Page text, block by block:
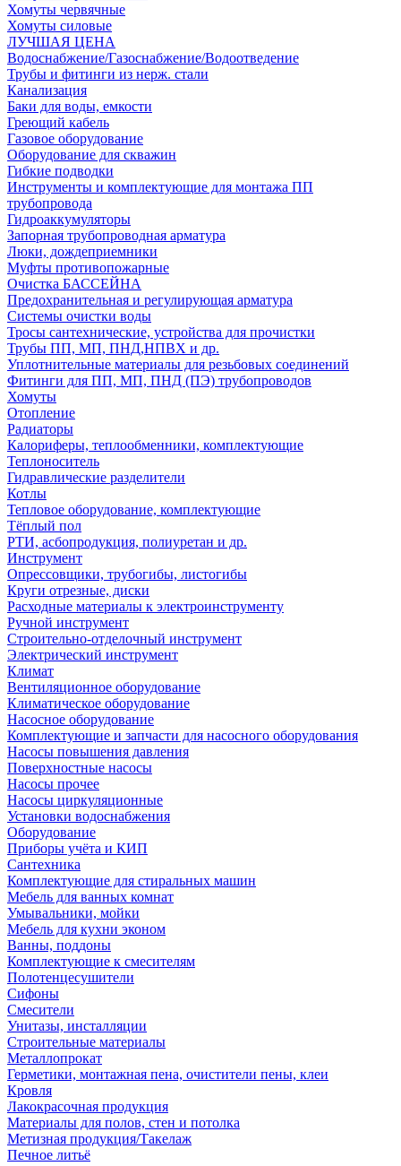
Хомуты червячные
Хомуты силовые
ЛУЧШАЯ ЦЕНА
Водоснабжение/Газоснабжение/Водоотведение
Трубы и фитинги из нерж. стали
Канализация
Баки для воды, емкости
Греющий кабель
Газовое оборудование
Оборудование для скважин
Гибкие подводки
Инструменты и комплектующие для монтажа ПП
трубопровода
Гидроаккумуляторы
Запорная трубопроводная арматура
Люки, дождеприемники
Муфты противопожарные
Очистка БАССЕЙНА
Предохранительная и регулирующая арматура
Системы очистки воды
Тросы сантехнические, устройства для прочистки
Трубы ПП, МП, ПНД,НПВХ и др.
Уплотнительные материалы для резьбовых соединений
Фитинги для ПП, МП, ПНД (ПЭ) трубопроводов
Хомуты
Отопление
Радиаторы
Калориферы, теплообменники, комплектующие
Теплоноситель
Гидравлические разделители
Котлы
Тепловое оборудование, комплектующие
Тёплый пол
РТИ, асбопродукция, полиуретан и др.
Инструмент
Опрессовщики, трубогибы, листогибы
Круги отрезные, диски
Расходные материалы к электроинструменту
Ручной инструмент
Строительно-отделочный инструмент
Электрический инструмент
Климат
Вентиляционное оборудование
Климатическое оборудование
Насосное оборудование
Комплектующие и запчасти для насосного оборудования
Насосы повышения давления
Поверхностные насосы
Насосы прочее
Насосы циркуляционные
Установки водоснабжения
Оборудование
Приборы учёта и КИП
Сантехника
Комплектующие для стиральных машин
Мебель для ванных комнат
Умывальники, мойки
Мебель для кухни эконом
Ванны, поддоны
Комплектующие к смесителям
Полотенцесушители
Сифоны
Смесители
Унитазы, инсталляции
Строительные материалы
Металлопрокат
Герметики, монтажная пена, очистители пены, клеи
Кровля
Лакокрасочная продукция
Материалы для полов, стен и потолка
Метизная продукция/Такелаж
Печное литьё